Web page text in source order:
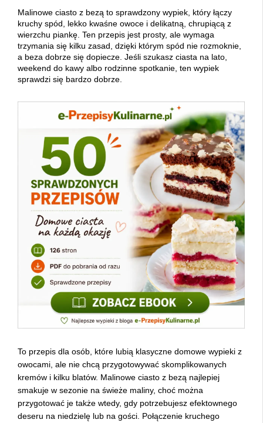
Malinowe ciasto z bezą to sprawdzony wypiek, który łączy
kruchy spód, lekko kwaśne owoce i delikatną, chrupiącą z
wierzchu piankę. Ten przepis jest prosty, ale wymaga
trzymania się kilku zasad, dzięki którym spód nie rozmoknie,
a beza dobrze się dopiecze. Jeśli szukasz ciasta na lato,
weekend do kawy albo rodzinne spotkanie, ten wypiek
sprawdzi się bardzo dobrze.
To przepis dla osób, które lubią klasyczne domowe wypieki z
owocami, ale nie chcą przygotowywać skomplikowanych
kremów i kilku blatów. Malinowe ciasto z bezą najlepiej
smakuje w sezonie na świeże maliny, choć można
przygotować je także wtedy, gdy potrzebujesz efektownego
deseru na niedzielę lub na gości. Połączenie kruchego